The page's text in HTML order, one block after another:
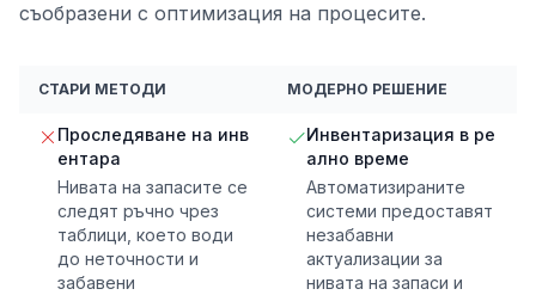
съобразени с оптимизация на процесите.
СТАРИ МЕТОДИ МОДЕРНО РЕШЕНИЕ
Проследяване на инв
ентара
Нивата на запасите се
следят ръчно чрез
таблици, което води
до неточности и
забавени
Инвентаризация в ре
ално време
Автоматизираните
системи предоставят
незабавни
актуализации за
нивата на запаси и